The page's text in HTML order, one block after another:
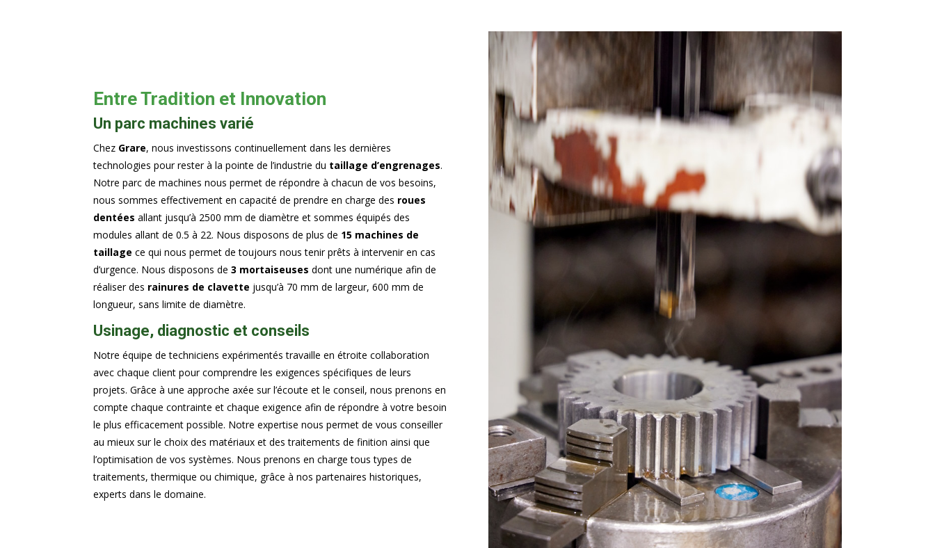
Entre Tradition et Innovation
Un parc machines varié
Chez Grare, nous investissons continuellement dans les dernières
technologies pour rester à la pointe de l’industrie du taillage d’engrenages.
Notre parc de machines nous permet de répondre à chacun de vos besoins,
nous sommes effectivement en capacité de prendre en charge des roues
dentées allant jusqu’à 2500 mm de diamètre et sommes équipés des
modules allant de 0.5 à 22. Nous disposons de plus de 15 machines de
taillage ce qui nous permet de toujours nous tenir prêts à intervenir en cas
d’urgence. Nous disposons de3 mortaiseuses dont une numérique afin de
réaliser des rainures de clavette jusqu’à 70 mm de largeur, 600 mm de
longueur, sans limite de diamètre.
Usinage, diagnostic et conseils
Notre équipe de techniciens expérimentés travaille en étroite collaboration
avec chaque client pour comprendre les exigences spécifiques de leurs
projets. Grâce à une approche axée sur l’écoute et le conseil, nous prenons en
compte chaque contrainte et chaque exigence afin de répondre à votre besoin
le plus efficacement possible. Notre expertise nous permet de vous conseiller
au mieux sur le choix des matériaux et des traitements de finition ainsi que
l’optimisation de vos systèmes. Nous prenons en charge tous types de
traitements, thermique ou chimique, grâce à nos partenaires historiques,
experts dans le domaine.